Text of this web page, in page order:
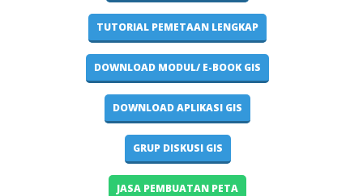
TUTORIAL PEMETAAN LENGKAP
DOWNLOAD MODUL/ E-BOOK GIS
DOWNLOAD APLIKASI GIS
GRUP DISKUSI GIS
JASA PEMBUATAN PETA